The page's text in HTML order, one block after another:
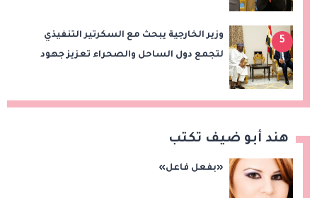
5
وزير الخارجية يبحث مع السكرتير التنفيذي
لتجمع دول الساحل والصحراء تعزيز جهود
هند أبو ضيف تكتب
«بفعل فاعل»